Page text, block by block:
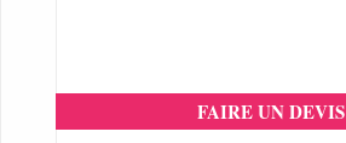
FAIRE UN DEVIS